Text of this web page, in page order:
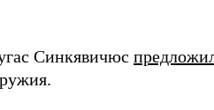
Синкявичюс